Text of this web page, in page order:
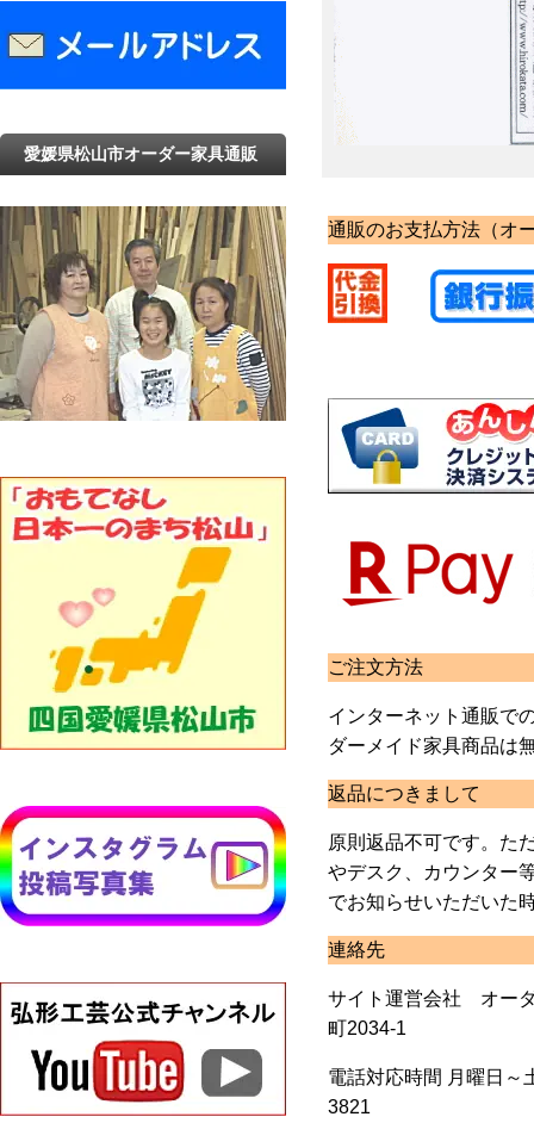
通販のお支払方法（オ
ご注文方法
インターネット通販で
ダーメイド家具商品は
返品につきまして
原則返品不可です。た
やデスク、カウンター
でお知らせいただいた
連絡先
サイト運営会社 オー
町2034-1
電話対応時間 月曜日
3821
愛媛県松山市オーダー家具通販